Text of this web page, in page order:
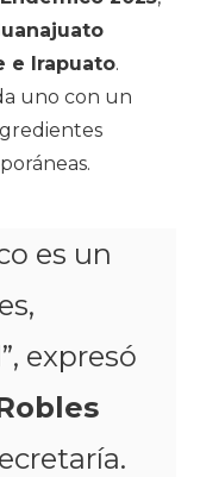
e Irapuato.
uno con un
es un
expresó